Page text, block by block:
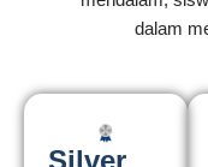
dalam
Silver